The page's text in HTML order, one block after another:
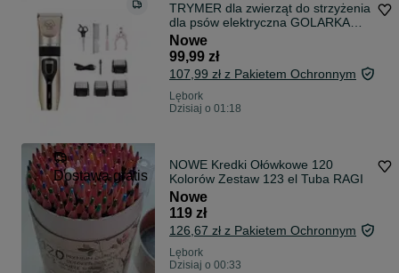
TRYMER dla zwierząt do strzyżenia
dla psów elektryczna GOLARKA
kotów
Nowe
99,99 zł
107,99 zł z Pakietem Ochronnym
Lębork
Dzisiaj o 01:18
Dostawa gratis
NOWE Kredki Ołówkowe 120
Kolorów Zestaw 123 el Tuba RAGI
Nowe
119 zł
126,67 zł z Pakietem Ochronnym
Lębork
Dzisiaj o 00:33